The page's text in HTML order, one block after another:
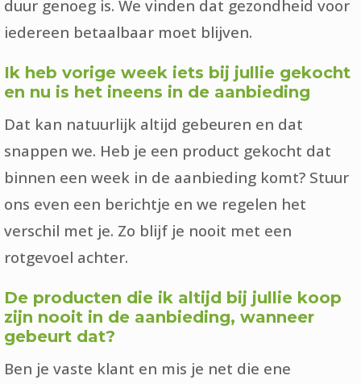
duur genoeg is. We vinden dat gezondheid voor
iedereen betaalbaar moet blijven.
Ik heb vorige week iets bij jullie gekocht
en nu is het ineens in de aanbieding
Dat kan natuurlijk altijd gebeuren en dat
snappen we. Heb je een product gekocht dat
binnen een week in de aanbieding komt? Stuur
ons even een berichtje en we regelen het
verschil met je. Zo blijf je nooit met een
rotgevoel achter.
De producten die ik altijd bij jullie koop
zijn nooit in de aanbieding, wanneer
gebeurt dat?
Ben je vaste klant en mis je net die ene